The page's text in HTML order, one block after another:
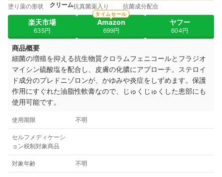
塗り薬の形状 クリーム抗真菌薬入り 抗菌成分配合
楽天市場
635円
Amazon
699円
タイムセール
ヤフー
604円
商品概要
細菌の増殖を抑える抗生物質クロラムフェニコールとフラジオ
マイシン硫酸塩を配合し、皮膚の化膿にアプローチ。ステロイ
ド成分のプレドニゾロンが、かゆみや炎症をしずめます。保護
作用にすぐれた油脂性軟膏なので、じゅくじゅくした患部にも
使用可能です。
使用期限 不明
セルフメディケーシ
ョン税制対象商品
対象年齢 不明